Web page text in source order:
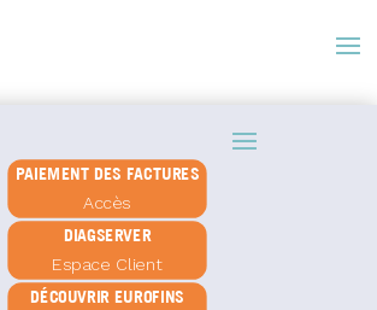
PAIEMENT DES FACTURES
Accès
DIAGSERVER
Espace Client
DÉCOUVRIR EUROFINS